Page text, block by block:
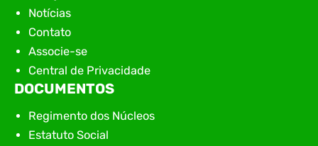
Notícias
Contato
Associe-se
Central de Privacidade
DOCUMENTOS
Regimento dos Núcleos
Estatuto Social